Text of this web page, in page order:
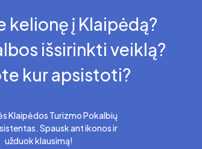
kelionę į Klaipėdą?
išsirinkti veiklą?
kur apsistoti?
Klaipėdos Turizmo Pokalbių
Spausk ant ikonos ir
užduok klausimą!